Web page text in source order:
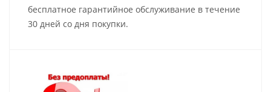
бесплатное гарантийное обслуживание в течение
30 дней со дня покупки.